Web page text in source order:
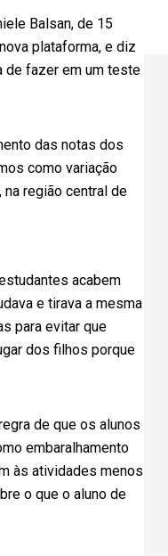
Balsan, de 15
plataforma, e diz
de fazer em um teste
das notas dos
como variação
região central de
acabem
e tirava a mesma
para evitar que
dos filhos porque
de que os alunos
embaralhamento
às atividades menos
o que o aluno de